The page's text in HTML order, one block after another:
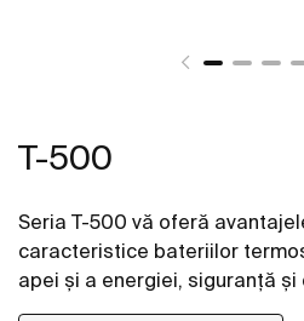
T-500
Seria T-500 vă oferă
caracteristice bateriilor
apei și a energiei, siguranță și